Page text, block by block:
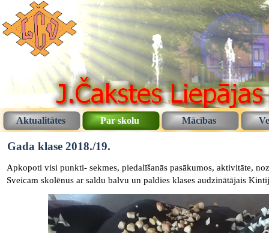
Aktualitātes Par skolu Mācības
Gada klase 2018./19.
Apkopoti visi punkti- sekmes, piedalīšanās pasākumos, aktivitāte,
Sveicam skolēnus ar saldu balvu un paldies klases audzinātājais